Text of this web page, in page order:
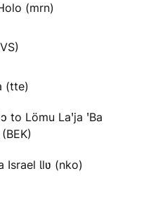
(mrn)
(tte)
to Lömu Laꞌja ꞌBa
Israel Ɩlʋ (nko)